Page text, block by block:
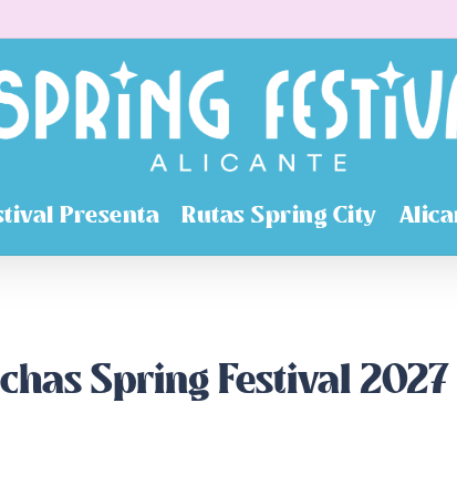
Presenta Rutas Spring City
Spring Festival